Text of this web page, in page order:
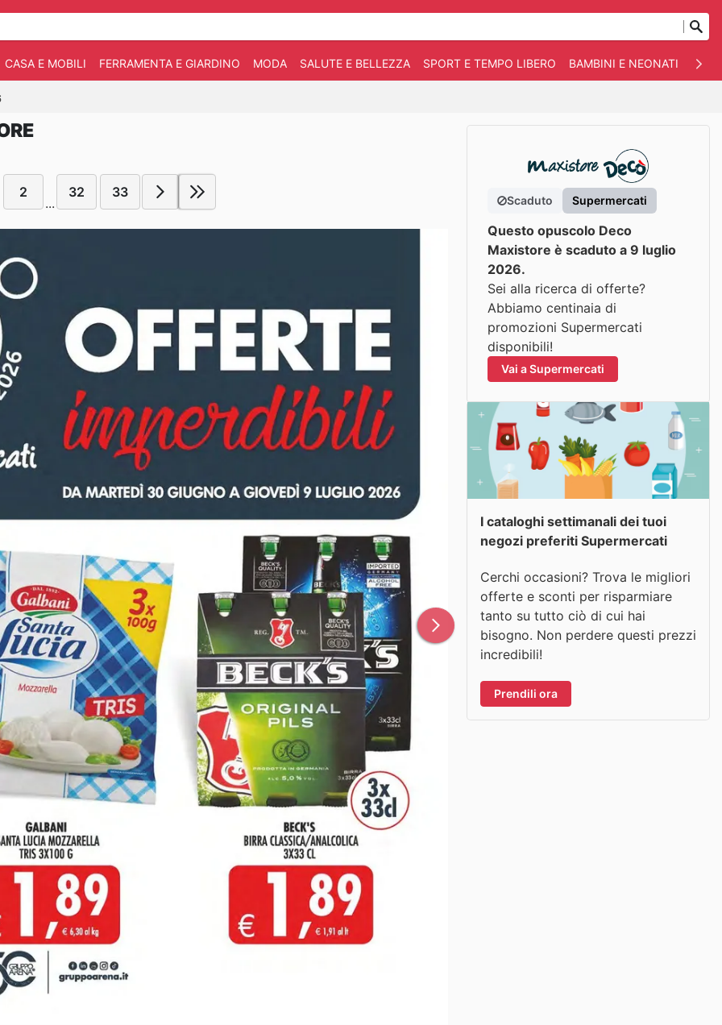
CASA E MOBILI FERRAMENTA E GIARDINO MODA SALUTE E BELLEZZA SPORT E TEMPO LIBERO BAMBINI E NEONATI
2
...
32 33
Scaduto Supermercati
Questo opuscolo Deco
Maxistore è scaduto a 9 luglio
2026.
Sei alla ricerca di offerte?
Abbiamo centinaia di
promozioni Supermercati
disponibili!
Vai a Supermercati
I cataloghi settimanali dei tuoi
negozi preferiti Supermercati
Cerchi occasioni? Trova le migliori
offerte e sconti per risparmiare
tanto su tutto ciò di cui hai
bisogno. Non perdere questi prezzi
incredibili!
Prendili ora